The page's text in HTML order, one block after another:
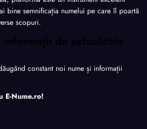
bine semnificația numelui pe care îl poartă
scopuri.
de actualitate
constant noi nume și informații
E-Nume.ro!